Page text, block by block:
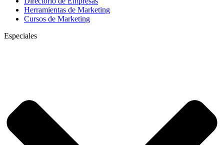
Herramientas de Marketing
Cursos de Marketing
Especiales